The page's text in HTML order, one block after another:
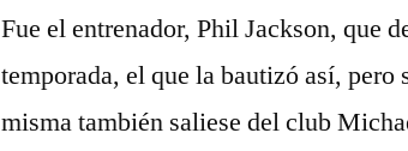
Fue el entrenador, Phil Jackson, que
temporada, el que la bautizó así, pero
misma también saliese del club